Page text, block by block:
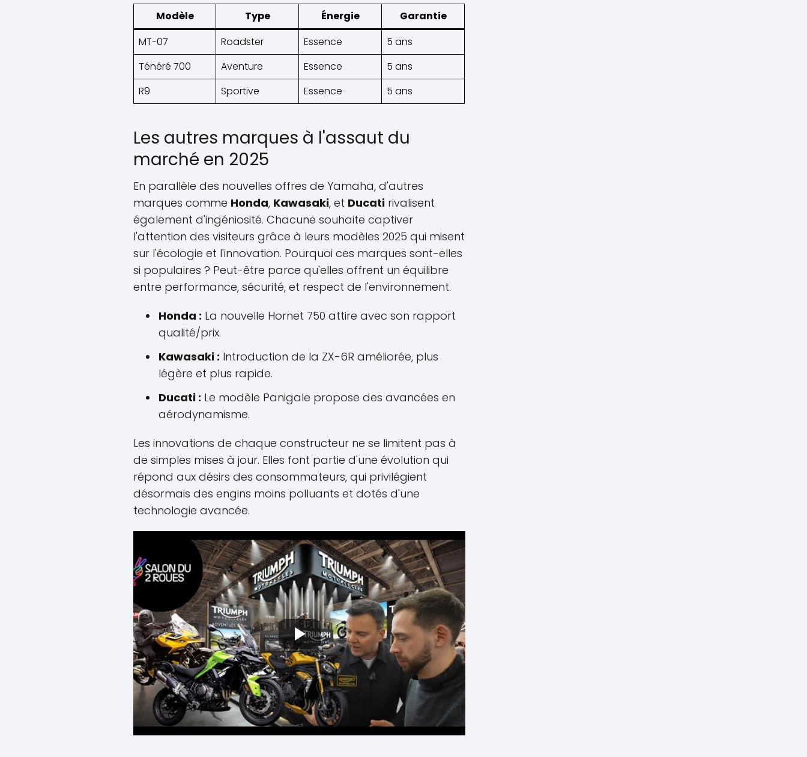
Modèle Type Énergie
Garantie
MT-07
Roadster Essence
5 ans
Ténéré 700
Aventure Essence
5 ans
R9
Sportive Essence 5 ans
Les autres marques à l'assaut du
marché en 2025
En parallèle des nouvelles offres de Yamaha, d'autres
marques comme Honda, Kawasaki, et Ducati rivalisent
également d'ingéniosité. Chacune souhaite captiver
l'attention des visiteurs grâce à leurs modèles 2025 qui misent
sur l'écologie et l'innovation. Pourquoi ces marques sont-elles
si populaires ? Peut-être parce qu'elles offrent un équilibre
entre performance, sécurité, et respect de l'environnement.
Honda : La nouvelle Hornet 750 attire avec son rapport
qualité/prix.
Kawasaki : Introduction de la ZX-6R améliorée, plus
légère et plus rapide.
Ducati : Le modèle Panigale propose des avancées en
aérodynamisme.
Les innovations de chaque constructeur ne se limitent pas à
de simples mises à jour. Elles font partie d'une évolution qui
répond aux désirs des consommateurs, qui privilégient
désormais des engins moins polluants et dotés d'une
technologie avancée.